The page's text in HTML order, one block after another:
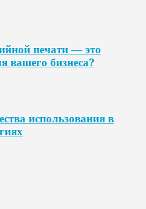
печати — это
вашего бизнеса?
использования в